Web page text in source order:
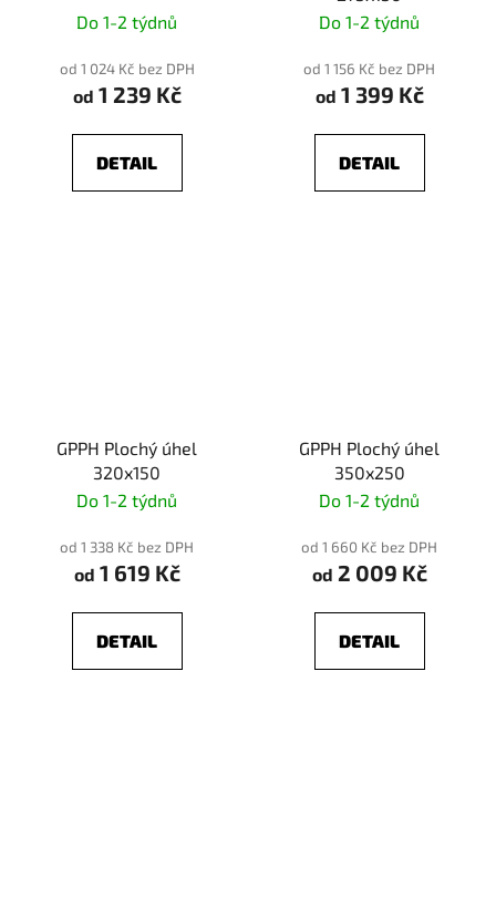
Do 1-2 týdnů
od 1 024 Kč bez DPH
od 1 239 Kč
DETAIL
Do 1-2 týdnů
od 1 156 Kč bez DPH
od 1 399 Kč
DETAIL
GPPH Plochý úhel
320x150
Do 1-2 týdnů
od 1 338 Kč bez DPH
od 1 619 Kč
DETAIL
GPPH Plochý úhel
350x250
Do 1-2 týdnů
od 1 660 Kč bez DPH
od 2 009 Kč
DETAIL